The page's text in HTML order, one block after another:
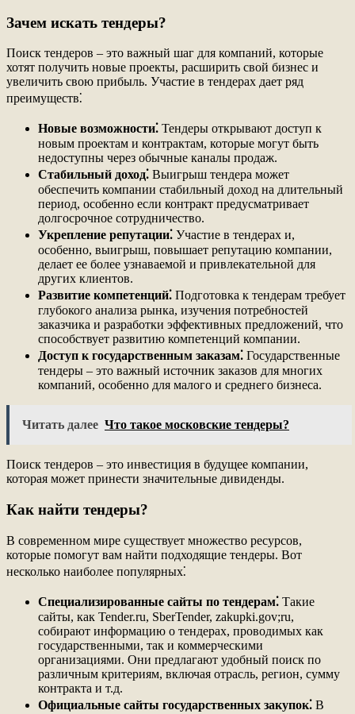
Зачем искать тендеры?
Поиск тендеров – это важный шаг для компаний, которые
хотят получить новые проекты, расширить свой бизнес и
увеличить свою прибыль. Участие в тендерах дает ряд
преимуществ⁚
Новые возможности⁚ Тендеры открывают доступ к
новым проектам и контрактам, которые могут быть
недоступны через обычные каналы продаж.
Стабильный доход⁚ Выигрыш тендера может
обеспечить компании стабильный доход на длительный
период, особенно если контракт предусматривает
долгосрочное сотрудничество.
Укрепление репутации⁚ Участие в тендерах и,
особенно, выигрыш, повышает репутацию компании,
делает ее более узнаваемой и привлекательной для
других клиентов.
Развитие компетенций⁚ Подготовка к тендерам требует
глубокого анализа рынка, изучения потребностей
заказчика и разработки эффективных предложений, что
способствует развитию компетенций компании.
Доступ к государственным заказам⁚ Государственные
тендеры – это важный источник заказов для многих
компаний, особенно для малого и среднего бизнеса.
Читать далее Что такое московские тендеры?
Поиск тендеров – это инвестиция в будущее компании,
которая может принести значительные дивиденды.
Как найти тендеры?
В современном мире существует множество ресурсов,
которые помогут вам найти подходящие тендеры. Вот
несколько наиболее популярных⁚
Специализированные сайты по тендерам⁚ Такие
сайты, как Tender.ru, SberTender, zakupki.gov;ru,
собирают информацию о тендерах, проводимых как
государственными, так и коммерческими
организациями. Они предлагают удобный поиск по
различным критериям, включая отрасль, регион, сумму
контракта и т.д.
Официальные сайты государственных закупок⁚ В